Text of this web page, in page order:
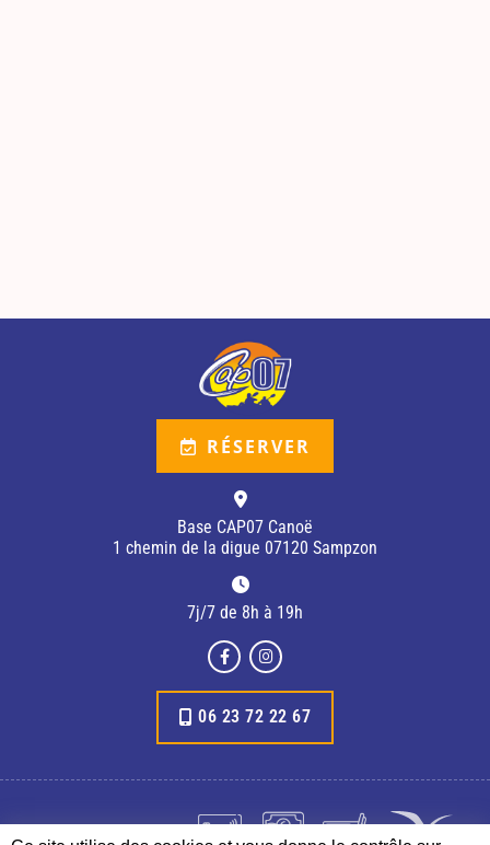
Base CAP07 Canoë
1 chemin de la digue 07120 Sampzon
7j/7 de 8h à 19h
RÉSERVER
06 23 72 22 67
Paiements acceptés :